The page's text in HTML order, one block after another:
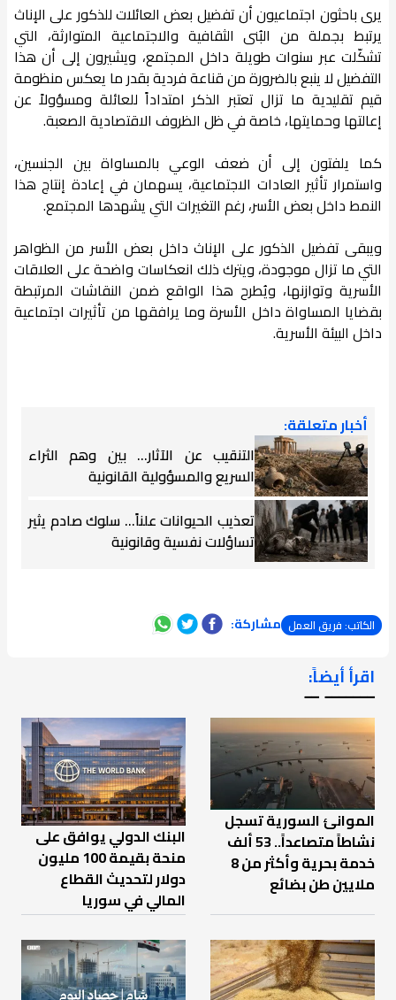
يرى باحثون اجتماعيون أن تفضيل بعض العائلات للذكور على الإناث
يرتبط بجملة من البُنى الثقافية والاجتماعية المتوارثة، التي
تشكّلت عبر سنوات طويلة داخل المجتمع، ويشيرون إلى أن هذا
التفضيل لا ينبع بالضرورة من قناعة فردية بقدر ما يعكس منظومة
قيم تقليدية ما تزال تعتبر الذكر امتداداً للعائلة ومسؤولاً عن
إعالتها وحمايتها، خاصة في ظل الظروف الاقتصادية الصعبة.
كما يلفتون إلى أن ضعف الوعي بالمساواة بين الجنسين،
واستمرار تأثير العادات الاجتماعية، يسهمان في إعادة إنتاج هذا
النمط داخل بعض الأسر، رغم التغيرات التي يشهدها المجتمع.
ويبقى تفضيل الذكور على الإناث داخل بعض الأسر من الظواهر
التي ما تزال موجودة، ويترك ذلك انعكاسات واضحة على العلاقات
الأسرية وتوازنها، ويُطرح هذا الواقع ضمن النقاشات المرتبطة
بقضايا المساواة داخل الأسرة وما يرافقها من تأثيرات اجتماعية
داخل البيئة الأسرية.
أخبار متعلقة:
التنقيب عن الآثار… بين وهم الثراء
السريع والمسؤولية القانونية
تعذيب الحيوانات علناً… سلوك صادم يثير
تساؤلات نفسية وقانونية
الكاتب: فريق العمل مشاركة:
اقرأ أيضاً:
ـــــــ ــ
الموانئ السورية تسجل
نشاطاً متصاعداً.. 53 ألف
خدمة بحرية وأكثر من 8
ملايين طن بضائع
البنك الدولي يوافق على
منحة بقيمة 100 مليون
دولار لتحديث القطاع
المالي في سوريا